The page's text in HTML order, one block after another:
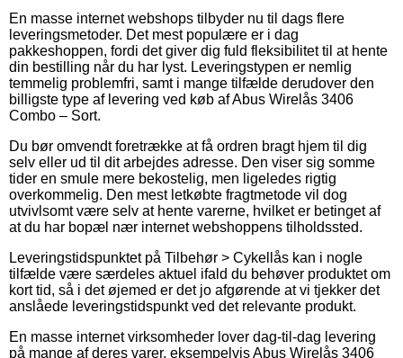
En masse internet webshops tilbyder nu til dags flere
leveringsmetoder. Det mest populære er i dag
pakkeshoppen, fordi det giver dig fuld fleksibilitet til at hente
din bestilling når du har lyst. Leveringstypen er nemlig
temmelig problemfri, samt i mange tilfælde derudover den
billigste type af levering ved køb af Abus Wirelås 3406
Combo – Sort.
Du bør omvendt foretrække at få ordren bragt hjem til dig
selv eller ud til dit arbejdes adresse. Den viser sig somme
tider en smule mere bekostelig, men ligeledes rigtig
overkommelig. Den mest letkøbte fragtmetode vil dog
utvivlsomt være selv at hente varerne, hvilket er betinget af
at du har bopæl nær internet webshoppens tilholdssted.
Leveringstidspunktet på Tilbehør > Cykellås kan i nogle
tilfælde være særdeles aktuel ifald du behøver produktet om
kort tid, så i det øjemed er det jo afgørende at vi tjekker det
anslåede leveringstidspunkt ved det relevante produkt.
En masse internet virksomheder lover dag-til-dag levering
på mange af deres varer, eksempelvis Abus Wirelås 3406